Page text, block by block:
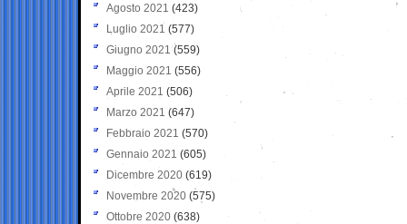
Agosto 2021 (423)
Luglio 2021 (577)
Giugno 2021(559)
Maggio 2021 (556)
Aprile 2021 (506)
Marzo 2021 (647)
Febbraio 2021 (570)
Gennaio 2021 (605)
Dicembre 2020 (619)
Novembre 2020 (575)
Ottobre 2020 (638)